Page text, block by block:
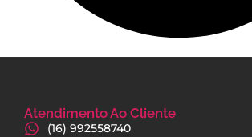
Atendimento Ao Cliente
(16) 992558740